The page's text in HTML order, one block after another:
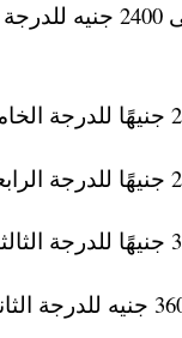
– زيادة من 2000 إلى